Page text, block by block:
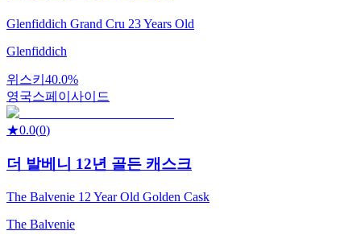
Glenfiddich Grand Cru 23 Years Old
Glenfiddich
위스키 40.0%
영국스페이사이드
★0.0(0)
더 발베니 12년 골든 캐스크
The Balvenie 12 Year Old Golden Cask
The Balvenie